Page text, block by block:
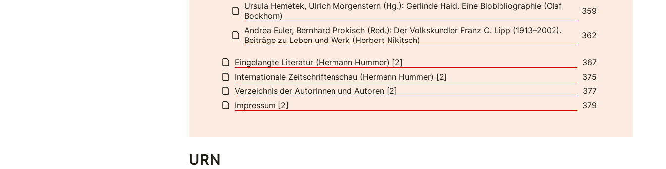
359
Ursula Hemetek, Ulrich Morgenstern (Hg.): Gerlinde Haid. Eine Biobibliographie (Olaf
Bockhorn)
362
Andrea Euler, Bernhard Prokisch (Red.): Der Volkskundler Franz C. Lipp (1913–2002).
Beiträge zu Leben und Werk (Herbert Nikitsch)
367
Eingelangte Literatur (Hermann Hummer) [2]
375
Internationale Zeitschriftenschau (Hermann Hummer) [2]
377
Verzeichnis der Autorinnen und Autoren [2]
379
Impressum [2]
URN